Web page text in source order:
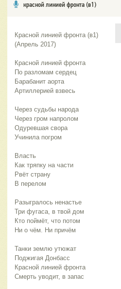
красной линией фронта (в1)
Смерть уводит, в запас